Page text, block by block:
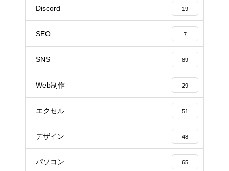
Discord 19
SEO 7
SNS 89
Web制作 29
エクセル 51
デザイン 48
パソコン 65